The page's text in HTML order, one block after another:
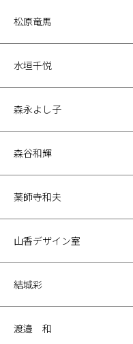
松原竜馬
水垣千悦
森永よし子
森谷和輝
薬師寺和夫
山香デザイン室
結城彩
渡邉 和